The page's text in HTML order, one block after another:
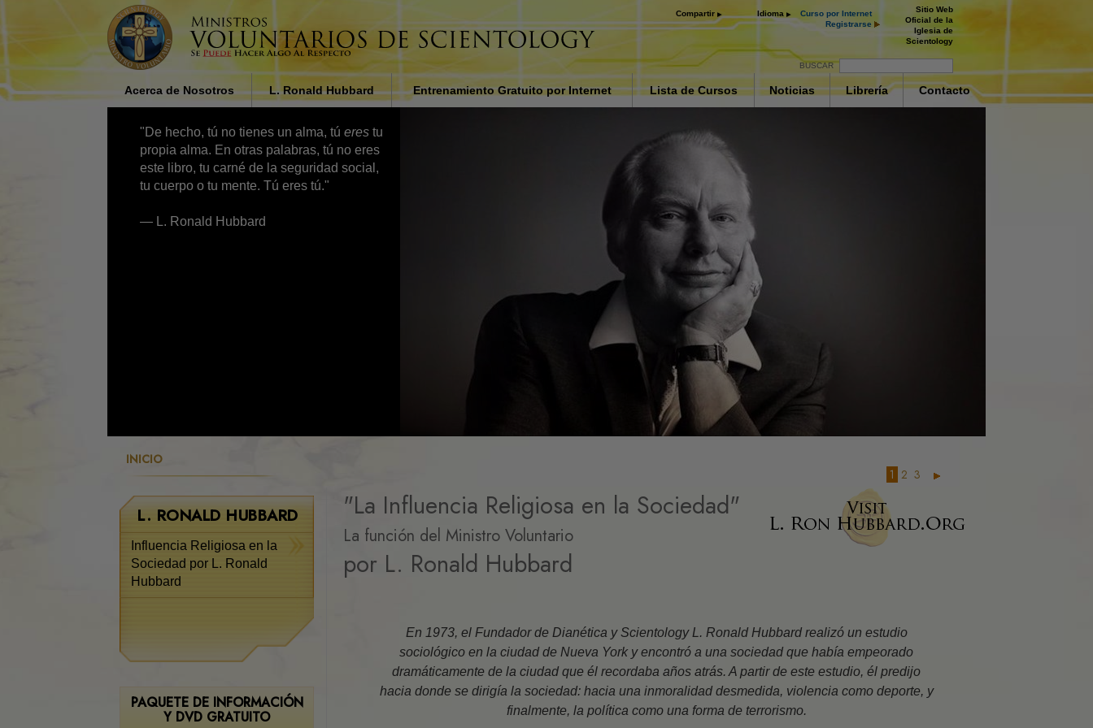
Compartir Idioma
Curso por Internet
Registrarse
Sitio Web
Oficial de la
Iglesia de
Scientology
BUSCAR
Acerca de Nosotros
Voluntarios?
Por Qué Ayudamos
L. Ronald Hubbard
Sociedad por L. Ronald
Hubbard
Entrenamiento Gratuito por Internet Lista de Cursos
Respuestas a las Drogas
Lesiones
Los Fundamentos de la
Organización
La Causa de la Supresión
Los niños
Comunícate efectivamente
Los Componentes de la
Comprensión
Las Dinámicas de la Existencia
Fundamentos de la Relaciones
El Matrimonio
Soluciones para un Entorno
Peligroso
Noticias Librería Contacto
"De hecho, tú no tienes un alma, tú eres tu
propia alma. En otras palabras, tú no eres
este libro, tu carné de la seguridad social,
tu cuerpo o tu mente. Tú eres tú."
— L. Ronald Hubbard
INICIO
1 2 3
"La Influencia Religiosa en la Sociedad"
La función del Ministro Voluntario
por L. Ronald Hubbard
En 1973, el Fundador de Dianética y Scientology L. Ronald Hubbard realizó un estudio
sociológico en la ciudad de Nueva York y encontró a una sociedad que había empeorado
dramáticamente de la ciudad que él recordaba años atrás. A partir de este estudio, él predijo
hacia donde se dirigía la sociedad: hacia una inmoralidad desmedida, violencia como deporte, y
finalmente, la política como una forma de terrorismo.
L. RONALD HUBBARD
Influencia Religiosa en la
Sociedad por L. Ronald
Hubbard
PAQUETE DE INFORMACIÓN
Y DVD GRATUITO